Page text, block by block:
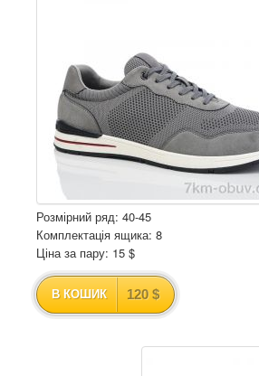
Розмірний ряд: 40-45
Комплектація ящика: 8
Ціна за пару: 15 $
В КОШИК 120 $